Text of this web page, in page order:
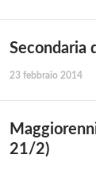
Secondaria
23 febbraio 2014
21/2)